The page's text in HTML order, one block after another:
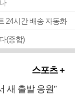
24시간 배송 자동화
(종합)
스포츠 +
새 출발 응원”